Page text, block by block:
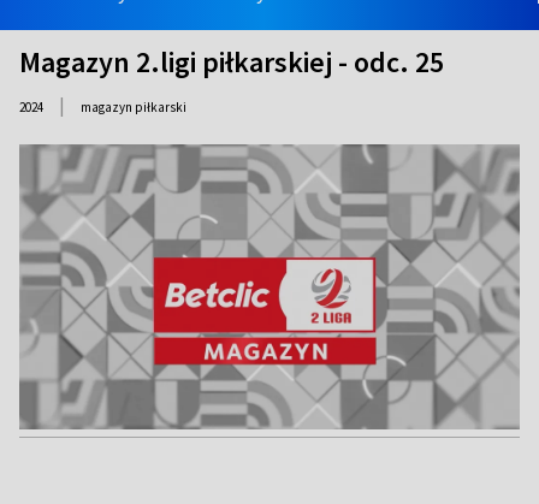
Magazyn 2.ligi piłkarskiej - odc. 25
2024 | magazyn piłkarski